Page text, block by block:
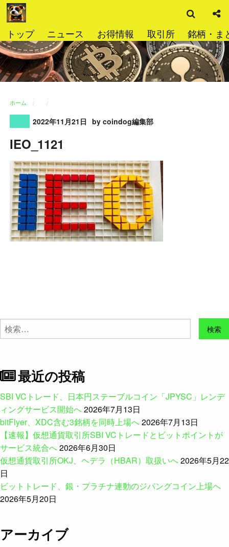
コ
ン
ン
ツ
へ
ス
トップ ニュース お得情報 取引所 銘柄・ま
索
ホーム
2022年11月21日 by coindog編集部
IEO_1121
検
索:
最近の投稿
SBI VCトレード、日本円ステーブルコイン「JPYSC」レンデ
ィングサービス開始へ2026年7月13日
bitFlyer、XDC含む3銘柄を同時上場へ2026年7月13日
【速報】仮想通貨取引所SBI VCトレードとビットポイントが
サービス統合へ2026年6月30日
仮想通貨取引所OKJ、ヘデラ（HBAR）取扱いへ2026年5月22
日
ビットトレード、銀・プラチナ連動のジパングコイン上場へ
2026年5月20日
アーカイブ